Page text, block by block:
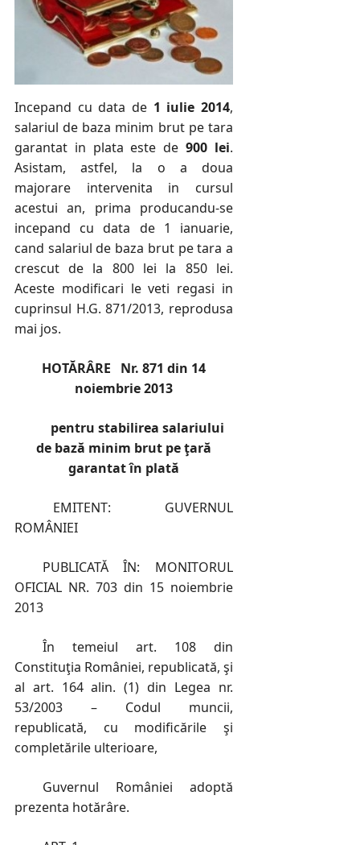
Incepand cu data de 1 iulie 2014,
salariul de baza minim brut pe tara
garantat in plata este de900 lei.
Asistam, astfel, la o a doua
majorare intervenita in cursul
acestui an, prima producandu-se
incepand cu data de 1 ianuarie,
cand salariul de baza brut pe tara a
crescut de la 800 lei la 850 lei.
Aceste modificari le veti regasi in
cuprinsul H.G. 871/2013, reprodusa
mai jos.
HOTĂRÂRE Nr. 871 din 14
noiembrie 2013
pentru stabilirea salariului
de bază minim brut pe ţară
garantat în plată
EMITENT: GUVERNUL
ROMÂNIEI
PUBLICATĂ ÎN: MONITORUL
OFICIAL NR. 703 din 15 noiembrie
2013
În temeiul art. 108 din
Constituţia României, republicată, şi
al art. 164 alin. (1) din Legea nr.
53/2003 – Codul muncii,
republicată, cu modificările şi
completările ulterioare,
Guvernul României adoptă
prezenta hotărâre.